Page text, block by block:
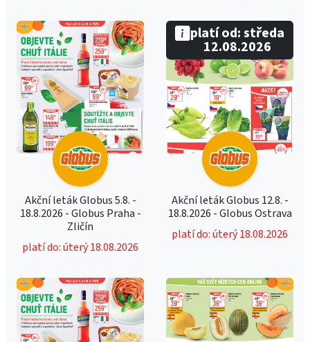
Akční leták Globus 5.8. -
18.8.2026 - Globus Praha -
Zličín
platí do: úterý 18.08.2026
Akční leták Globus 12.8. -
18.8.2026 - Globus Ostrava
platí do: úterý 18.08.2026
platí od: středa
12.08.2026